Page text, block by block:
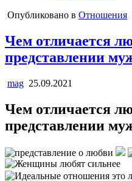
Опубликовано в Отношения
Чем отличается
представлении
mag 25.09.2021
Чем отличается
представлении